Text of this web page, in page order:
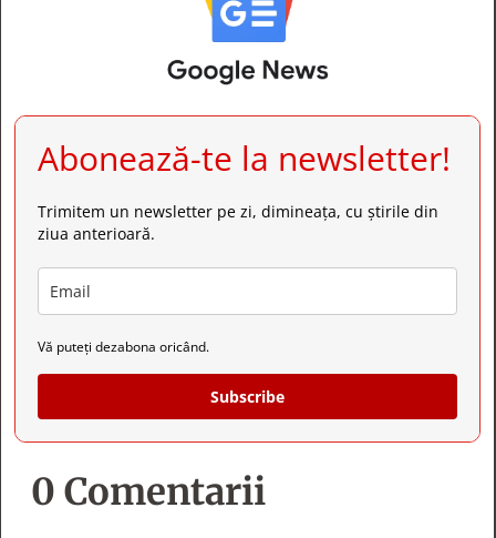
Abonează-te la newsletter!
Trimitem un newsletter pe zi, dimineața, cu știrile din
ziua anterioară.
Vă puteți dezabona oricând.
Subscribe
0 Comentarii